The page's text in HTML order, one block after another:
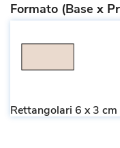
Formato (Base x
Rettangolari 6 x 3 cm